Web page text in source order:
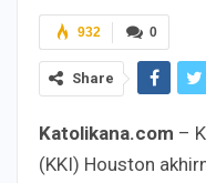
0
932
Share
Katolikana.com –
(KKI) Houston